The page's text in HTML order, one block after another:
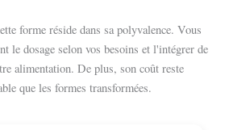
forme réside dans sa polyvalence. Vous
le dosage selon vos besoins et l'intégrer de
alimentation. De plus, son coût reste
que les formes transformées.